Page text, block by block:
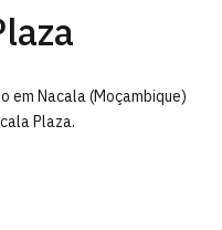
em Nacala (Moçambique)
Plaza.